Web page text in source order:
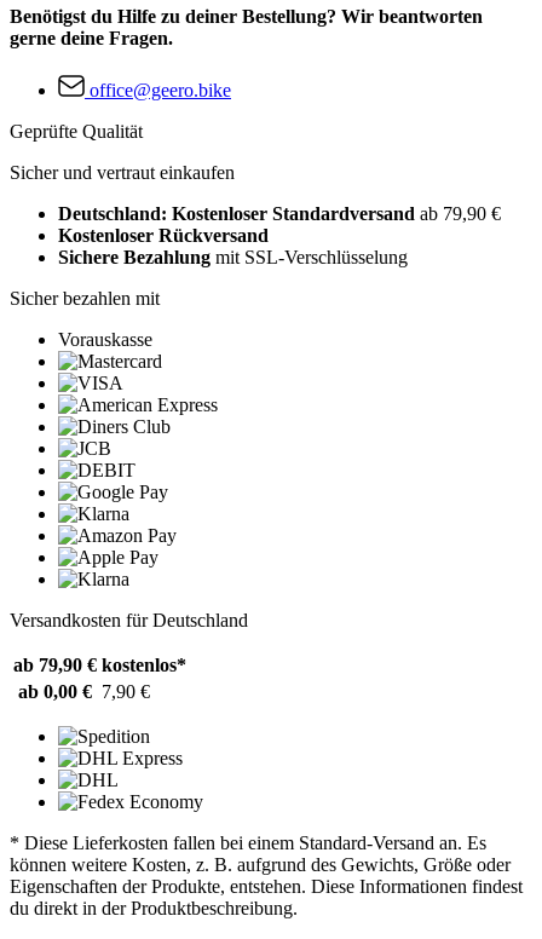
Benötigst du Hilfe zu deiner Bestellung? Wir beantworten
gerne deine Fragen.
office@geero.bike
Geprüfte Qualität
Sicher und vertraut einkaufen
Deutschland: Kostenloser Standardversand ab 79,90 €
Kostenloser Rückversand
Sichere Bezahlung mit SSL-Verschlüsselung
Sicher bezahlen mit
Vorauskasse
Versandkosten für Deutschland
ab 79,90 € kostenlos*
ab 0,00 € 7,90 €
* Diese Lieferkosten fallen bei einem Standard-Versand an. Es
können weitere Kosten, z. B. aufgrund des Gewichts, Größe oder
Eigenschaften der Produkte, entstehen. Diese Informationen findest
du direkt in der Produktbeschreibung.